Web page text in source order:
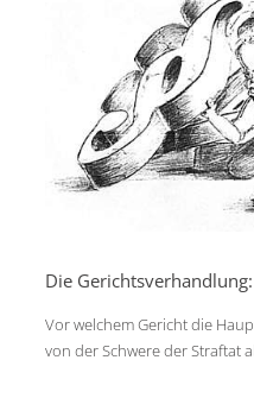
Die Gerichtsverhandlung:
Vor welchem Gericht die
von der Schwere der Straftat